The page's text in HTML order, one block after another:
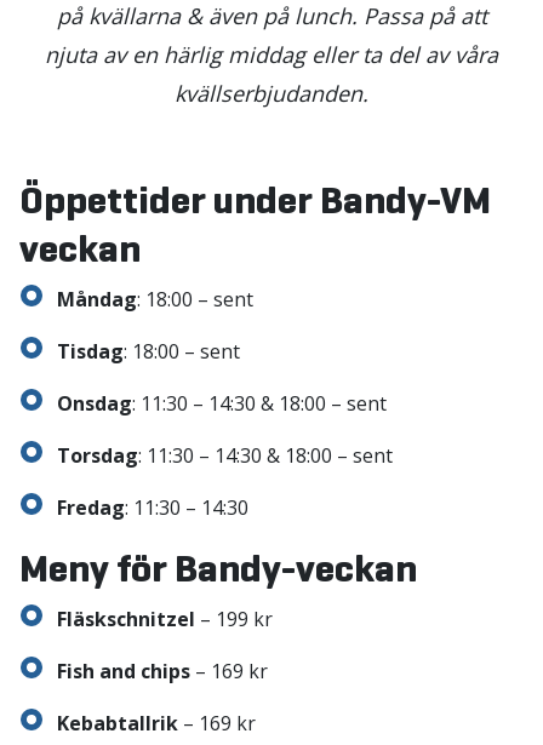
på kvällarna & även på lunch. Passa på att
njuta av en härlig middag eller ta del av våra
kvällserbjudanden.
Öppettider under Bandy-VM
veckan
Måndag: 18:00 – sent
Tisdag: 18:00 – sent
Onsdag: 11:30 – 14:30 & 18:00 – sent
Torsdag: 11:30 – 14:30 & 18:00 – sent
Fredag: 11:30 – 14:30
Meny för Bandy-veckan
Fläskschnitzel – 199 kr
Fish and chips – 169 kr
Kebabtallrik – 169 kr